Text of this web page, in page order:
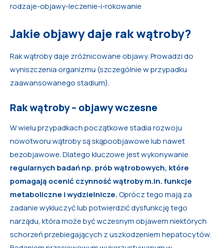
rodzaje-objawy-leczenie-i-rokowanie
Jakie objawy daje rak wątroby?
Rak wątroby daje zróżnicowane objawy. Prowadzi do
wyniszczenia organizmu (szczególnie w przypadku
zaawansowanego stadium).
Rak wątroby – objawy wczesne
W wielu przypadkach początkowe stadia rozwoju
nowotworu wątroby są skąpoobjawowe lub nawet
bezobjawowe. Dlatego kluczowe jest wykonywanie
regularnych badań np. prób wątrobowych, które
pomagają ocenić czynność wątroby m.in. funkcje
metaboliczne i wydzielnicze.Oprócz tego mają za
zadanie wykluczyć lub potwierdzić dysfunkcję tego
narządu, która może być wczesnym objawem niektórych
schorzeń przebiegających z uszkodzeniem hepatocytów.